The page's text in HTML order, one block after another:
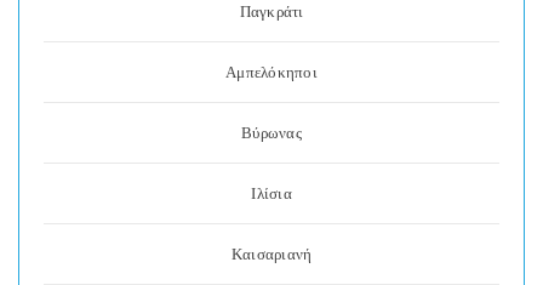
Παγκράτι
Αμπελόκηποι
Βύρωνας
Ιλίσια
Καισαριανή